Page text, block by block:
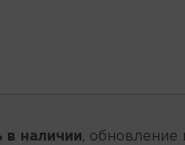
в наличии, обновление